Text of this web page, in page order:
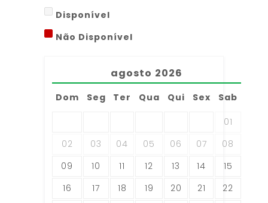
Disponível
Não Disponível
agosto 2026
Dom Seg Ter Qua Qui Sex Sab
01
02
03 04 05 06 07
08
09
10 11 12 13 14
15
16
17 18 19 20 21
22